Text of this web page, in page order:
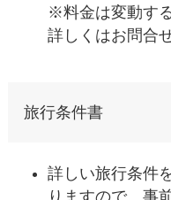
※料金は変動す
詳しくはお問合
旅行条件書
詳しい旅行条件